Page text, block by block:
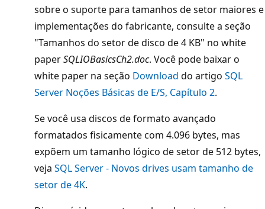
sobre o suporte para tamanhos de setor maiores e
implementações do fabricante, consulte a seção
"Tamanhos do setor de disco de 4 KB" no white
paperSQLIOBasicsCh2.doc. Você pode baixar o
white paper na seção Download do artigo SQL
Server Noções Básicas de E/S, Capítulo 2.
Se você usa discos de formato avançado
formatados fisicamente com 4.096 bytes, mas
expõem um tamanho lógico de setor de 512 bytes,
veja SQL Server - Novos drives usam tamanho de
setor de 4K.